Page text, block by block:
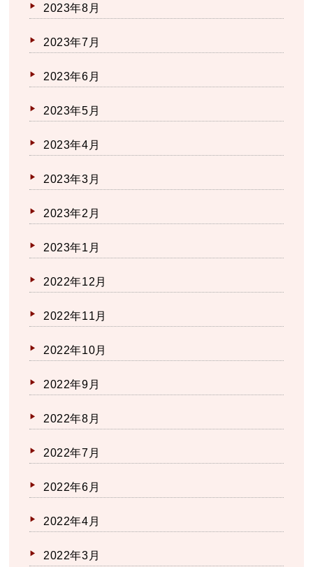
2023年8月
2023年7月
2023年6月
2023年5月
2023年4月
2023年3月
2023年2月
2023年1月
2022年12月
2022年11月
2022年10月
2022年9月
2022年8月
2022年7月
2022年6月
2022年4月
2022年3月